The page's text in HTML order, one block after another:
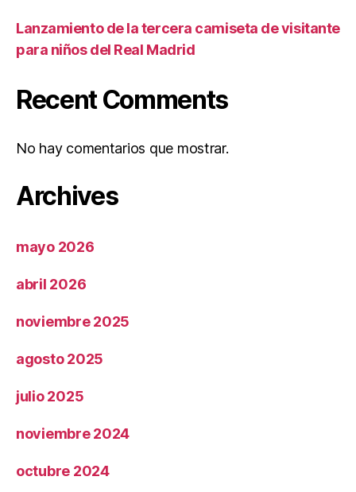
Lanzamiento de la tercera camiseta de visitante
para niños del Real Madrid
Recent Comments
No hay comentarios que mostrar.
Archives
mayo 2026
abril 2026
noviembre 2025
agosto 2025
julio 2025
noviembre 2024
octubre 2024